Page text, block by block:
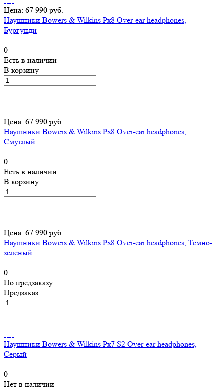
Цена: 67 990 руб.
Наушники Bowers & Wilkins Px8 Over-ear headphones,
Бургунди
0
Есть в наличии
В корзину
Цена: 67 990 руб.
Наушники Bowers & Wilkins Px8 Over-ear headphones,
Смуглый
0
Есть в наличии
В корзину
Цена: 67 990 руб.
Наушники Bowers & Wilkins Px8 Over-ear headphones, Темно-
зеленый
0
По предзаказу
Предзаказ
Наушники Bowers & Wilkins Px7 S2 Over-ear headphones,
Серый
0
Нет в наличии